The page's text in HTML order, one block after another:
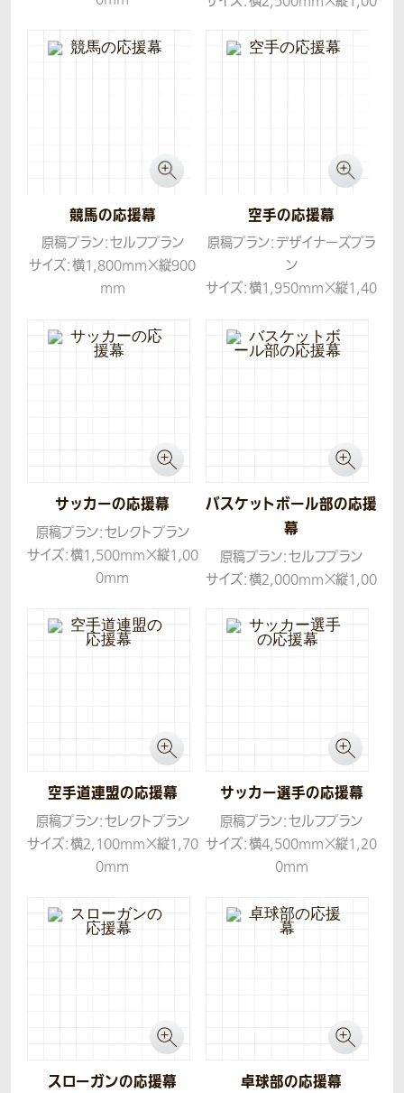
生地：トロマット
競馬の応援幕
原稿プラン：セルフプラン
サイズ：横1,800mm×縦900
mm
空手の応援幕
原稿プラン：デザイナーズプラ
ン
サイズ：横1,950mm×縦1,40
生地：トロマット
コンセプト：美しさの中に、芯
サッカーの応援幕
原稿プラン：セレクトプラン
サイズ：横1,500mm×縦1,00
0mm
バスケットボール部の応援
幕
原稿プラン：セルフプラン
サイズ：横2,000mm×縦1,00
生地：トロマット
空手道連盟の応援幕
原稿プラン：セレクトプラン
サイズ：横2,100mm×縦1,70
0mm
サッカー選手の応援幕
原稿プラン：セルフプラン
サイズ：横4,500mm×縦1,20
0mm
スローガンの応援幕 卓球部の応援幕